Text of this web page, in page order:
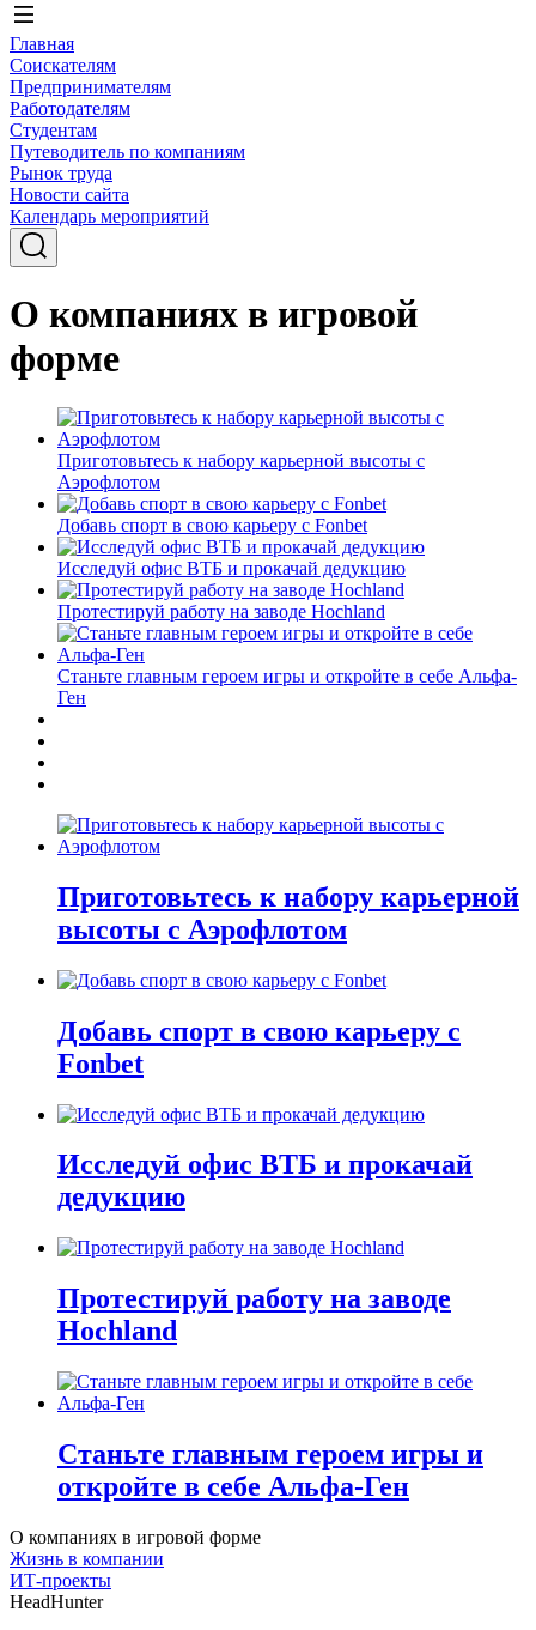
Главная
Соискателям
Предпринимателям
Работодателям
Студентам
Путеводитель по компаниям
Рынок труда
Новости сайта
Календарь мероприятий
О компаниях в игровой
форме
Приготовьтесь к набору карьерной высоты с
Аэрофлотом
Добавь спорт в свою карьеру с Fonbet
Исследуй офис ВТБ и прокачай дедукцию
Протестируй работу на заводе Hochland
Станьте главным героем игры и откройте в себе Альфа-
Ген
Приготовьтесь к набору карьерной
высоты с Аэрофлотом
Добавь спорт в свою карьеру с
Fonbet
Исследуй офис ВТБ и прокачай
дедукцию
Протестируй работу на заводе
Hochland
Станьте главным героем игры и
откройте в себе Альфа-Ген
О компаниях в игровой форме
Жизнь в компании
ИТ-проекты
HeadHunter